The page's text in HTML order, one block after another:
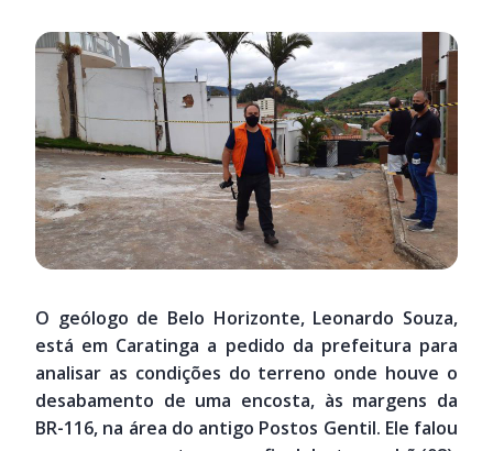
O geólogo de Belo Horizonte, Leonardo Souza,
está em Caratinga a pedido da prefeitura para
analisar as condições do terreno onde houve o
desabamento de uma encosta, às margens da
BR-116, na área do antigo Postos Gentil. Ele falou